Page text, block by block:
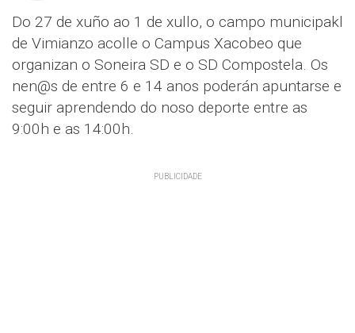
Do 27 de xuño ao 1 de xullo, o campo municipakl
de Vimianzo acolle o Campus Xacobeo que
organizan o Soneira SD e o SD Compostela. Os
nen@s de entre 6 e 14 anos poderán apuntarse e
seguir aprendendo do noso deporte entre as
9:00h e as 14:00h.